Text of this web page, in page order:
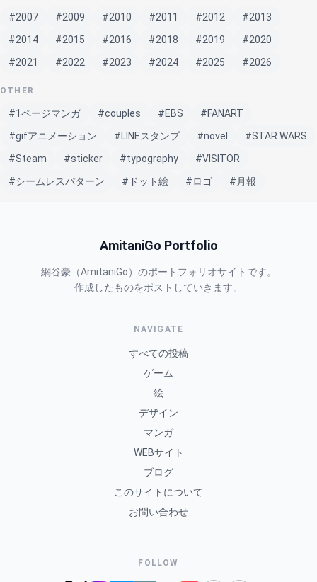
#2007 #2009 #2010 #2011 #2012
#2013
#2014
#2015 #2016 #2018 #2019
#2020
#2021
#2022 #2023 #2024 #2025 #2026
OTHER
#1ページマンガ #couples #EBS
#FANART
#gifアニメーション
#LINEスタンプ #novel
#STAR WARS
#Steam
#sticker #typography
#VISITOR
#シームレスパターン
#ドット絵 #ロゴ #月報
AmitaniGo Portfolio
網谷豪（AmitaniGo）のポートフォリオサイトです。
作成したものをポストしていきます。
NAVIGATE
すべての投稿
ゲーム
絵
デザイン
マンガ
WEBサイト
ブログ
このサイトについて
お問い合わせ
FOLLOW